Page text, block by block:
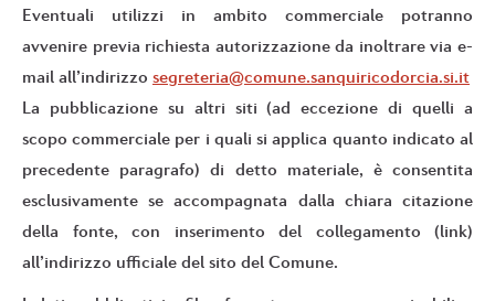
Eventuali utilizzi in ambito commerciale potranno
avvenire previa richiesta autorizzazione da inoltrare via e-
mail all’indirizzo segreteria@comune.sanquiricodorcia.si.it
La pubblicazione su altri siti (ad eccezione di quelli a
scopo commerciale per i quali si applica quanto indicato al
precedente paragrafo) di detto materiale, è consentita
esclusivamente se accompagnata dalla chiara citazione
della fonte, con inserimento del collegamento (link)
all’indirizzo ufficiale del sito del Comune.